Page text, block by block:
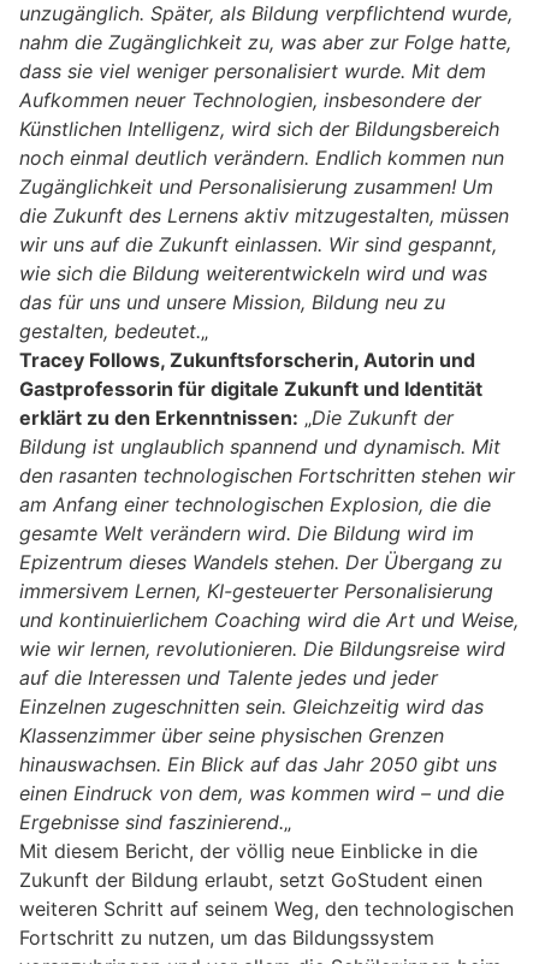
unzugänglich. Später, als Bildung verpflichtend wurde,
nahm die Zugänglichkeit zu, was aber zur Folge hatte,
dass sie viel weniger personalisiert wurde. Mit dem
Aufkommen neuer Technologien, insbesondere der
Künstlichen Intelligenz, wird sich der Bildungsbereich
noch einmal deutlich verändern. Endlich kommen nun
Zugänglichkeit und Personalisierung zusammen! Um
die Zukunft des Lernens aktiv mitzugestalten, müssen
wir uns auf die Zukunft einlassen. Wir sind gespannt,
wie sich die Bildung weiterentwickeln wird und was
das für uns und unsere Mission, Bildung neu zu
gestalten, bedeutet.„
Tracey Follows, Zukunftsforscherin, Autorin und
Gastprofessorin für digitale Zukunft und Identität
erklärt zu den Erkenntnissen: „Die Zukunft der
Bildung ist unglaublich spannend und dynamisch. Mit
den rasanten technologischen Fortschritten stehen wir
am Anfang einer technologischen Explosion, die die
gesamte Welt verändern wird. Die Bildung wird im
Epizentrum dieses Wandels stehen. Der Übergang zu
immersivem Lernen, KI-gesteuerter Personalisierung
und kontinuierlichem Coaching wird die Art und Weise,
wie wir lernen, revolutionieren. Die Bildungsreise wird
auf die Interessen und Talente jedes und jeder
Einzelnen zugeschnitten sein. Gleichzeitig wird das
Klassenzimmer über seine physischen Grenzen
hinauswachsen. Ein Blick auf das Jahr 2050 gibt uns
einen Eindruck von dem, was kommen wird – und die
Ergebnisse sind faszinierend.„
Mit diesem Bericht, der völlig neue Einblicke in die
Zukunft der Bildung erlaubt, setzt GoStudent einen
weiteren Schritt auf seinem Weg, den technologischen
Fortschritt zu nutzen, um das Bildungssystem